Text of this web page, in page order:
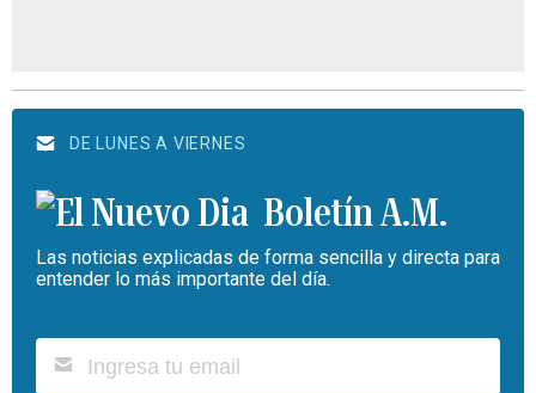
DE LUNES A VIERNES
Boletín A.M.
Las noticias explicadas de forma sencilla y directa para
entender lo más importante del día.